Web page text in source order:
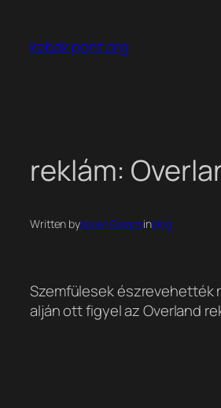
tartalomhoz
kobak pont org
reklám:
Written byKoren Balazsinblog
Szemfülesek észrevehették
alján ott figyel az Overland